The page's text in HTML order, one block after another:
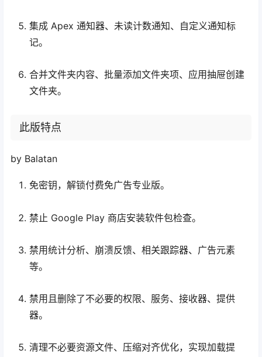
集成 Apex 通知器、未读计数通知、自定义通知标
记。
合并文件夹内容、批量添加文件夹项、应用抽屉创建
文件夹。
此版特点
by Balatan
免密钥，解锁付费免广告专业版。
禁止 Google Play 商店安装软件包检查。
禁用统计分析、崩溃反馈、相关跟踪器、广告元素
等。
禁用且删除了不必要的权限、服务、接收器、提供
器。
清理不必要资源文件、压缩对齐优化，实现加载提